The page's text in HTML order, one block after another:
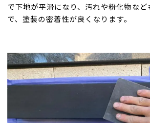
で下地が平滑になり、汚れや粉化物な
で、塗装の密着性が良くなります。